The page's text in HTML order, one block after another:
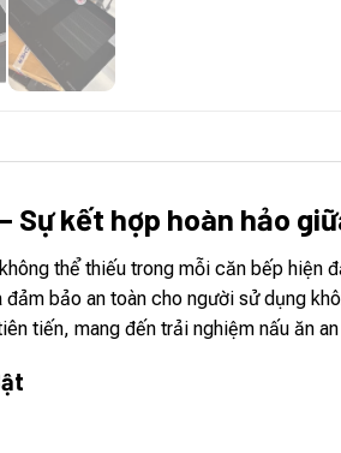
– Sự kết hợp hoàn hảo
thể thiếu trong mỗi căn bếp hiện
bảo an toàn cho người sử dụng
tiến, mang đến trải nghiệm nấu ăn